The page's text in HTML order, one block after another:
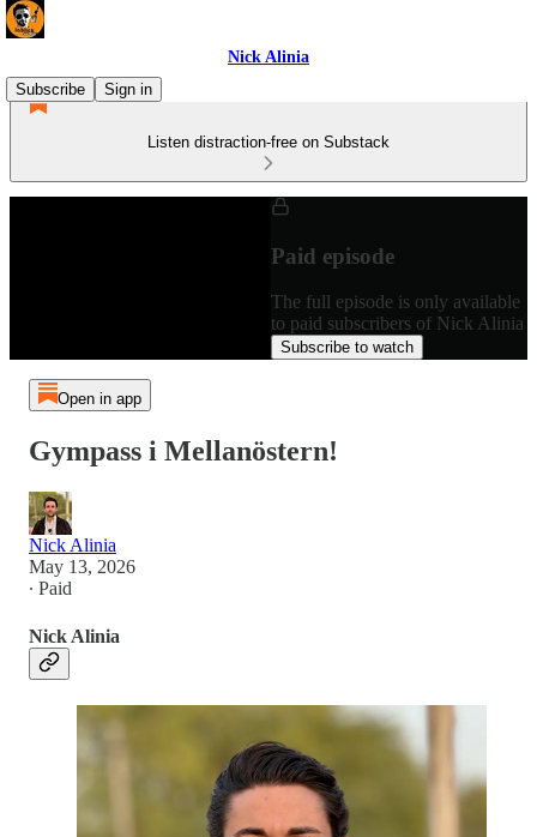
Nick Alinia
Subscribe
Sign in
Listen distraction-free on Substack
Paid episode
The full episode is only available
to paid subscribers of Nick Alinia
Subscribe to watch
Open in app
Gympass i Mellanöstern!
Nick Alinia
May 13, 2026
∙ Paid
Nick Alinia